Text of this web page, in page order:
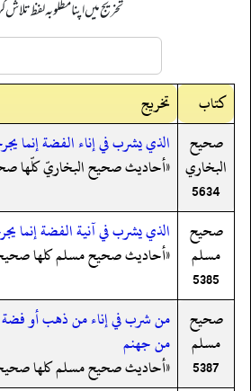
تخریج میں اپنا مطلوبہ لفظ
کتاب
تخریج
صحيح
البخاري
5634
الذي يشرب في إناء الفضة إنما
«أحاديث صحيح البخاريّ كلّها
صحيح
مسلم
5385
الذي يشرب في آنية الفضة إنما
«أحاديث صحيح مسلم كلها
صحيح
مسلم
5387
من شرب في إناء من ذهب أو فضة
من جهنم
«أحاديث صحيح مسلم كلها